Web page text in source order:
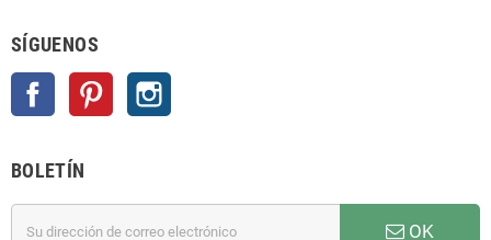
SÍGUENOS
Facebook Pinterest
BOLETÍN
OK